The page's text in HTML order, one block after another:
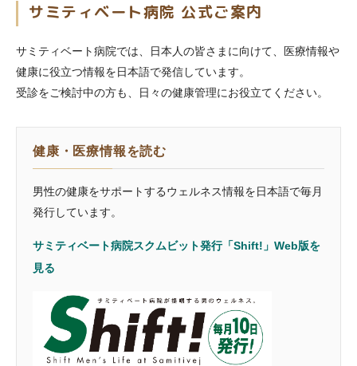
サミティベート病院 公式ご案内
サミティベート病院では、日本人の皆さまに向けて、医療情報や
健康に役立つ情報を日本語で発信しています。
受診をご検討中の方も、日々の健康管理にお役立てください。
健康・医療情報を読む
男性の健康をサポートするウェルネス情報を日本語で毎月
発行しています。
サミティベート病院スクムビット発行「Shift!」Web版を
見る